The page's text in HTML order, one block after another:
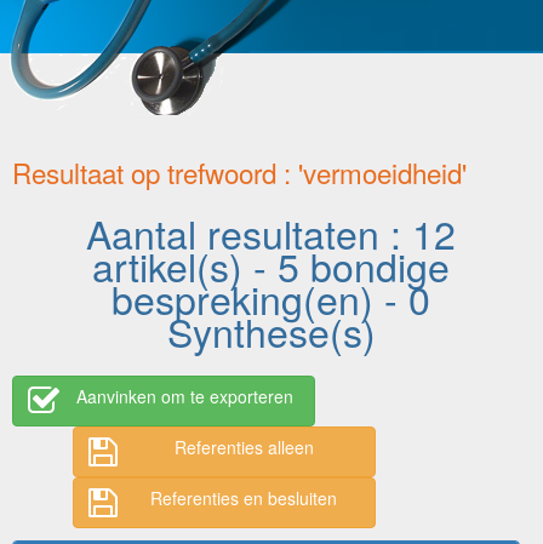
Resultaat op trefwoord : 'vermoeidheid'
Aantal resultaten : 12
artikel(s) - 5 bondige
bespreking(en) - 0
Synthese(s)
Aanvinken om te exporteren
Referenties alleen
Referenties en besluiten